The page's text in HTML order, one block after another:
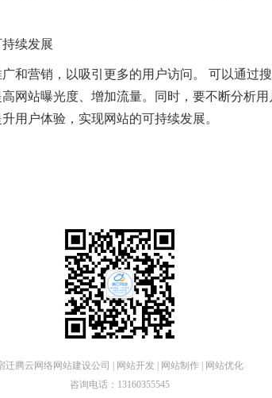
续发展
广和营销，以吸引更多的用户访问。 可以通过
网站曝光度、增加流量。同时，要不断分析
用户体验，实现网站的可持续发展。
迁腾云网络网站建设公司 | 网站开发 | 网站制作 | 网站优化
咨询电话：13160355545